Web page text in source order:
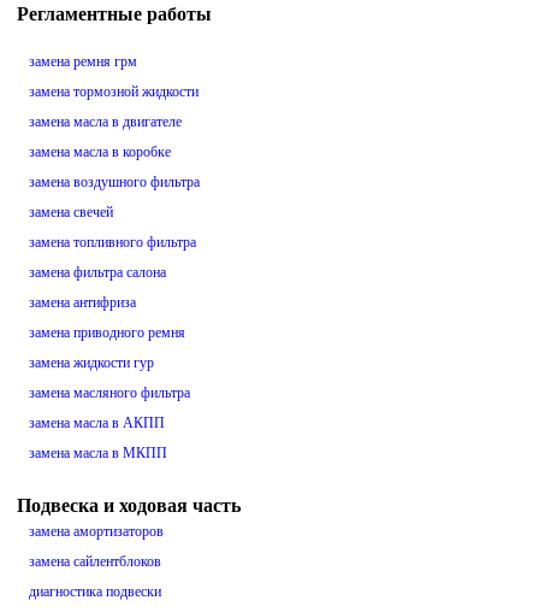
Регламентные работы
замена ремня грм
замена тормозной жидкости
замена масла в двигателе
замена масла в коробке
замена воздушного фильтра
замена свечей
замена топливного фильтра
замена фильтра салона
замена антифриза
замена приводного ремня
замена жидкости гур
замена масляного фильтра
замена масла в АКПП
замена масла в МКПП
Подвеска и ходовая часть
замена амортизаторов
замена сайлентблоков
диагностика подвески